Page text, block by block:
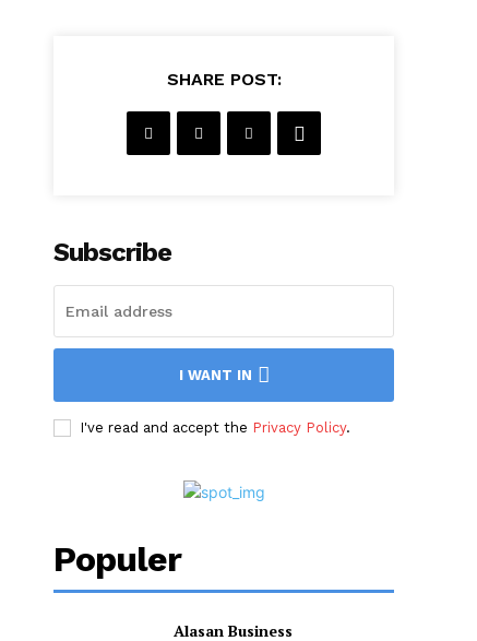
SHARE POST:
Subscribe
I WANT IN
I've read and accept the Privacy Policy.
Populer
Alasan Business